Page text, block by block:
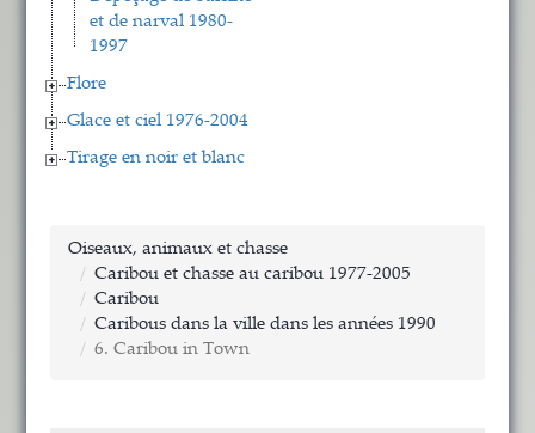
et de narval 1980-
1997
Flore
Glace et ciel 1976-2004
Tirage en noir et blanc
Oiseaux, animaux et chasse
Caribou et chasse au caribou 1977-2005
Caribou
Caribous dans la ville dans les années 1990
6. Caribou in Town